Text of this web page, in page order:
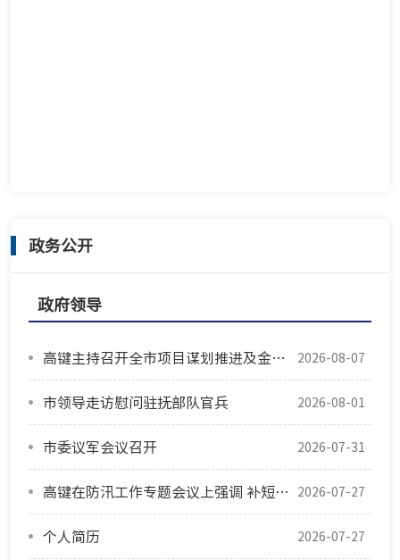
政务公开
政府领导
高键主持召开全市项目谋划推进及金融支持工作会议 2026-08-07
市领导走访慰问驻抚部队官兵 2026-08-01
市委议军会议召开 2026-07-31
高键在防汛工作专题会议上强调 补短板堵漏洞强弱项 筑牢汛期安全防线 2026-07-27
个人简历 2026-07-27